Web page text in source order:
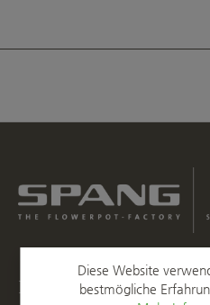
Kontakt
Diese Website
bestmögliche